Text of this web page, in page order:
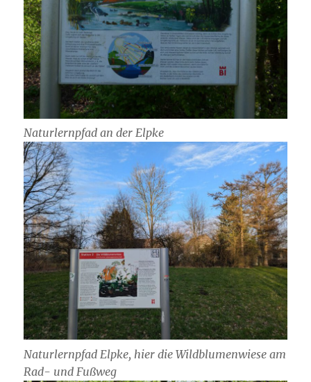
Naturlernpfad an der Elpke
Naturlernpfad Elpke, hier die Wildblumenwiese am
Rad- und Fußweg